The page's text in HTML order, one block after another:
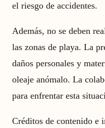
el riesgo de accidentes.
Además, no se deben
las zonas de playa. La
daños personales y
oleaje anómalo. La
para enfrentar esta
Créditos de contenido e